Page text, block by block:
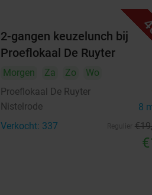
2-gangen keuzelunch bij
Proeflokaal De Ruyter
Morgen Za Zo
Wo
Proeflokaal De Ruyter
Nistelrode 8
Verkocht: 337 €19